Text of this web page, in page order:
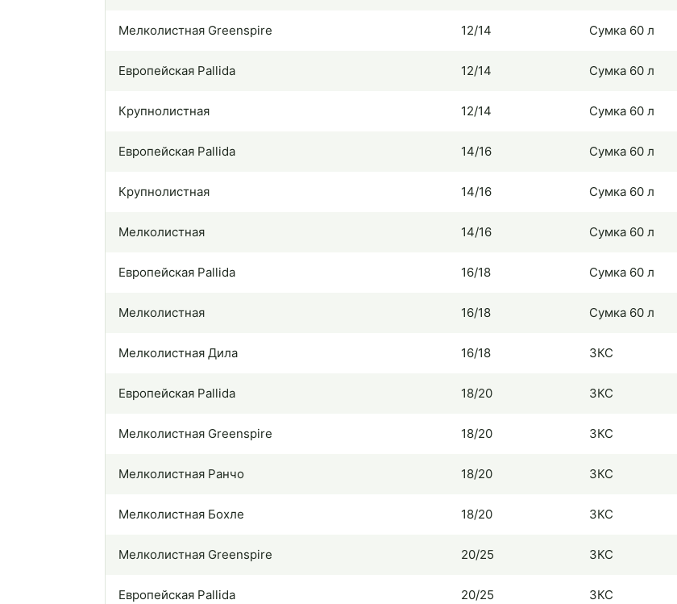
Мелколистная Greenspire 12/14 Сумка 60 л
Европейская Pallida 12/14 Сумка 60 л
Крупнолистная 12/14 Сумка 60 л
Европейская Pallida 14/16 Сумка 60 л
Крупнолистная 14/16 Сумка 60 л
Мелколистная 14/16 Сумка 60 л
Европейская Pallida 16/18 Сумка 60 л
Мелколистная 16/18 Сумка 60 л
Мелколистная Дила 16/18 ЗКС
Европейская Pallida 18/20 ЗКС
Мелколистная Greenspire 18/20 ЗКС
Мелколистная Ранчо 18/20 ЗКС
Мелколистная Бохле 18/20 ЗКС
Мелколистная Greenspire 20/25 ЗКС
Европейская Pallida 20/25 ЗКС